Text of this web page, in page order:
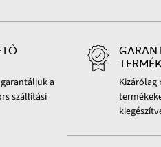
a
szállítási
Kizárólag